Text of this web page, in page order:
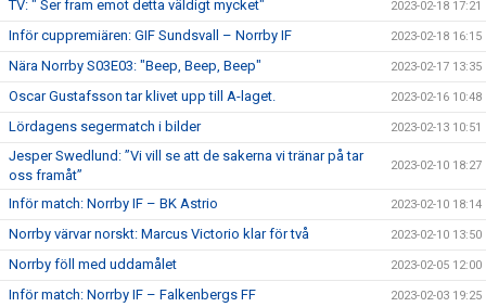
TV: " Ser fram emot detta väldigt mycket" 2023-02-18 17:21
Inför cuppremiären: GIF Sundsvall – Norrby IF 2023-02-18 16:15
Nära Norrby S03E03: "Beep, Beep, Beep" 2023-02-17 13:35
Oscar Gustafsson tar klivet upp till A-laget. 2023-02-16 10:48
Lördagens segermatch i bilder 2023-02-13 10:51
Jesper Swedlund: ”Vi vill se att de sakerna vi tränar på tar
oss framåt”
2023-02-10 18:27
Inför match: Norrby IF – BK Astrio 2023-02-10 18:14
Norrby värvar norskt: Marcus Victorio klar för två 2023-02-10 13:50
Norrby föll med uddamålet 2023-02-05 12:00
Inför match: Norrby IF – Falkenbergs FF 2023-02-03 19:25